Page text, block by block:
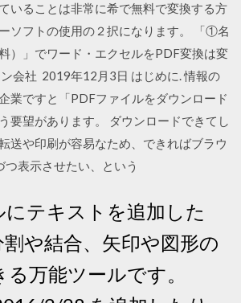
いることは非常に希で無料で変換する方
ソフトの使用の２択になります。 「①名
）」でワード・エクセルをPDF変換は変
会社 2019年12月3日 はじめに. 情報の
業ですと「PDFファイルをダウンロード
要望があります。 ダウンロードできてし
送や印刷が容易なため、できればブラウ
表示させたい、という
にテキストを追加した
割や結合、矢印や図形の
万能ツールです。